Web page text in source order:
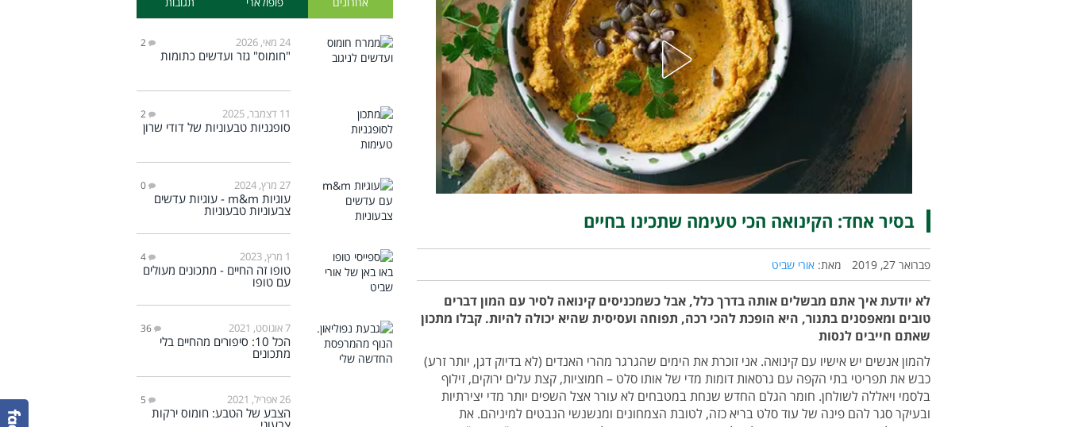
בסיר אחד: הקינואה הכי טעימה שתכינו בחיים
פברואר 27, 2019 מאת: אורי שביט
לא יודעת איך אתם מבשלים אותה בדרך כלל, אבל כשמכניסים קינואה לסיר עם המון דברים
טובים ומאפסנים בתנור, היא הופכת להכי רכה, תפוחה ועסיסית שהיא יכולה להיות. קבלו מתכון
שאתם חייבים לנסות
להמון אנשים יש אישיו עם קינואה. אני זוכרת את הימים שהגרגר מהרי האנדים (לא בדיוק דגן, יותר זרע)
כבש את תפריטי בתי הקפה עם גרסאות דומות מדי של אותו סלט – חמוציות, קצת עלים ירוקים, זילוף
בלסמי ויאללה לשולחן. חומר הגלם החדש שנחת במטבחים לא עורר אצל השפים יותר מדי יצירתיות
ובעיקר סגר להם פינה של עוד סלט בריא כזה, לטובת הצמחונים ומנשנשי הנבטים למיניהם. את
24 מאי, 2026 2
"חומוס" גזר ועדשים כתומות
11 דצמבר, 2025 2
סופגניות טבעוניות של דודי שרון
27 מרץ, 2024 0
עוגיות m&m - עוגיות עדשים
צבעוניות טבעוניות
1 מרץ, 2023 4
טופו זה החיים - מתכונים מעולים
עם טופו
7 אוגוסט, 2021 36
הכל 10: סיפורים מהחיים בלי
מתכונים
26 אפריל, 2021 5
הצבע של הטבע: חומוס ירקות